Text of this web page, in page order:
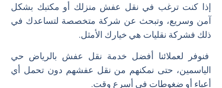
خدمة التنظيف
إذا كنت ترغب في نقل عفش منزلك أو مكتبك بشكل
آمن وسريع، وتبحث عن شركة متخصصة لتساعدك في
ذلك فشركة نقليات هي خيارك الأمثل.
فنوفر لعملائنا أفضل خدمة نقل عفش بالرياض حي
الياسمين، حتى نمكنهم من نقل عفشهم دون تحمل أي
أعباء أو ضغوطات في أسرع وقت.